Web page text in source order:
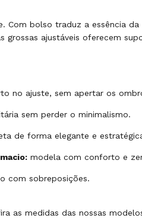
Com bolso traduz a essência
grossas ajustáveis oferecem
no ajuste, sem apertar os
sem perder o minimalismo.
de forma elegante e
modela com conforto e
com sobreposições.
as medidas das nossas